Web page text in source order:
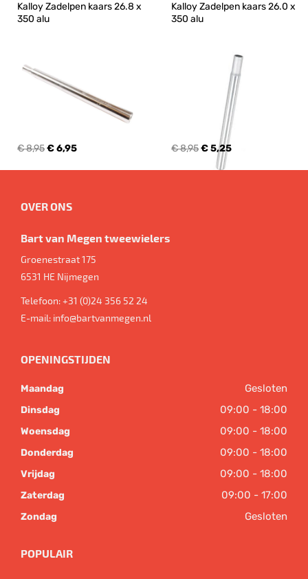
Kalloy Zadelpen kaars 26.8 x
350 alu
€ 8,95€ 6,95
Kalloy Zadelpen kaars 26.0 x
350 alu
€ 8,95€ 5,25
OVER ONS
Bart van Megen tweewielers
Groenestraat 175
6531 HE Nijmegen
Telefoon:+31 (0)24 356 52 24
E-mail: info@bartvanmegen.nl
OPENINGSTIJDEN
Maandag Gesloten
Dinsdag 09:00 - 18:00
Woensdag 09:00 - 18:00
Donderdag 09:00 - 18:00
Vrijdag 09:00 - 18:00
Zaterdag 09:00 - 17:00
Zondag Gesloten
POPULAIR